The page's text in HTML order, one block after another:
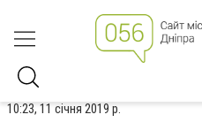
10:23, 11 січня 2019 р.